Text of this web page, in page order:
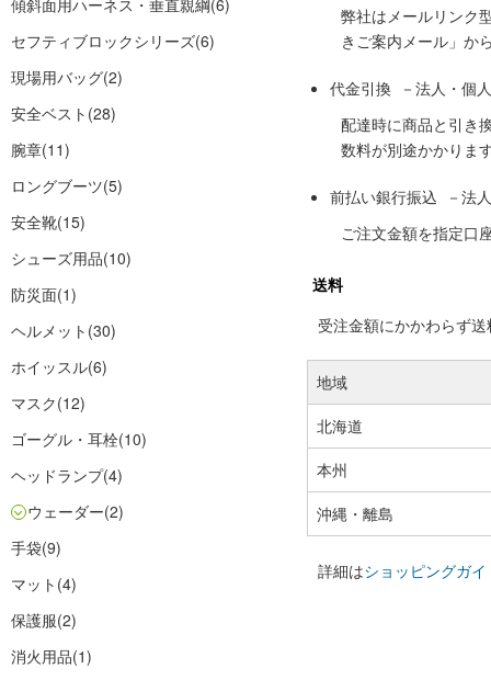
傾斜面用ハーネス・垂直親綱(6)
セフティブロックシリーズ(6)
現場用バッグ(2)
安全ベスト (28)
腕章(11)
ロングブーツ(5)
安全靴(15)
シューズ用品(10)
防災面(1)
ヘルメット (30)
ホイッスル(6)
マスク(12)
ゴーグル・耳栓(10)
ヘッドランプ(4)
ウェーダー(2)
手袋(9)
マット (4)
保護服(2)
消火用品(1)
弊社はメールリンク
きご案内メール」か
代金引換 －法人・個
配達時に商品と引き
数料が別途かかりま
前払い銀行振込 －法
ご注文金額を指定口
送料
受注金額にかかわらず
地域
北海道
本州
沖縄・離島
詳細はショッピングガイ